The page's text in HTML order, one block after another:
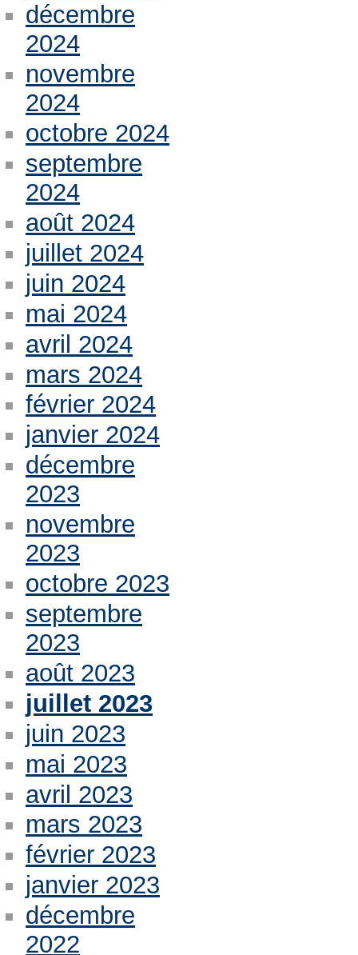
décembre
2024
novembre
2024
octobre 2024
septembre
2024
août 2024
juillet 2024
juin 2024
mai 2024
avril 2024
mars 2024
février 2024
janvier 2024
décembre
2023
novembre
2023
octobre 2023
septembre
2023
août 2023
juillet 2023
juin 2023
mai 2023
avril 2023
mars 2023
février 2023
janvier 2023
décembre
2022